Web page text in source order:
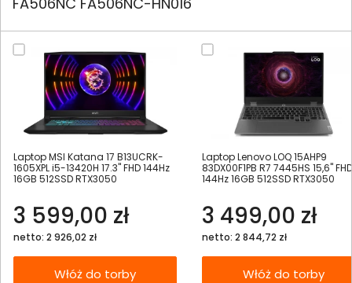
Laptop MSI Katana 17 B13UCRK-
1605XPL i5-13420H 17.3" FHD 144Hz
16GB 512SSD RTX3050
3 599,00 zł
netto: 2 926,02 zł
Włóż do torby
Laptop Lenovo LOQ 15AHP9
83DX00F1PB R7 7445HS 15,6" FHD
144Hz 16GB 512SSD RTX3050
3 499,00 zł
netto: 2 844,72 zł
Włóż do torby